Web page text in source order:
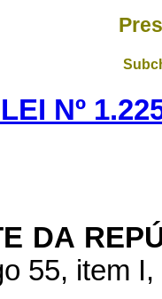
Nº
DA
55, item